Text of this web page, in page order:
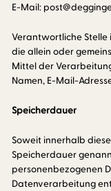
E-Mail:
Verantwortliche Stelle
die allein oder
Mittel der
Namen, E-Mail-
Speicherdauer
Soweit innerhalb
Speicherdauer
personenbezogenen
Datenverarbeitung